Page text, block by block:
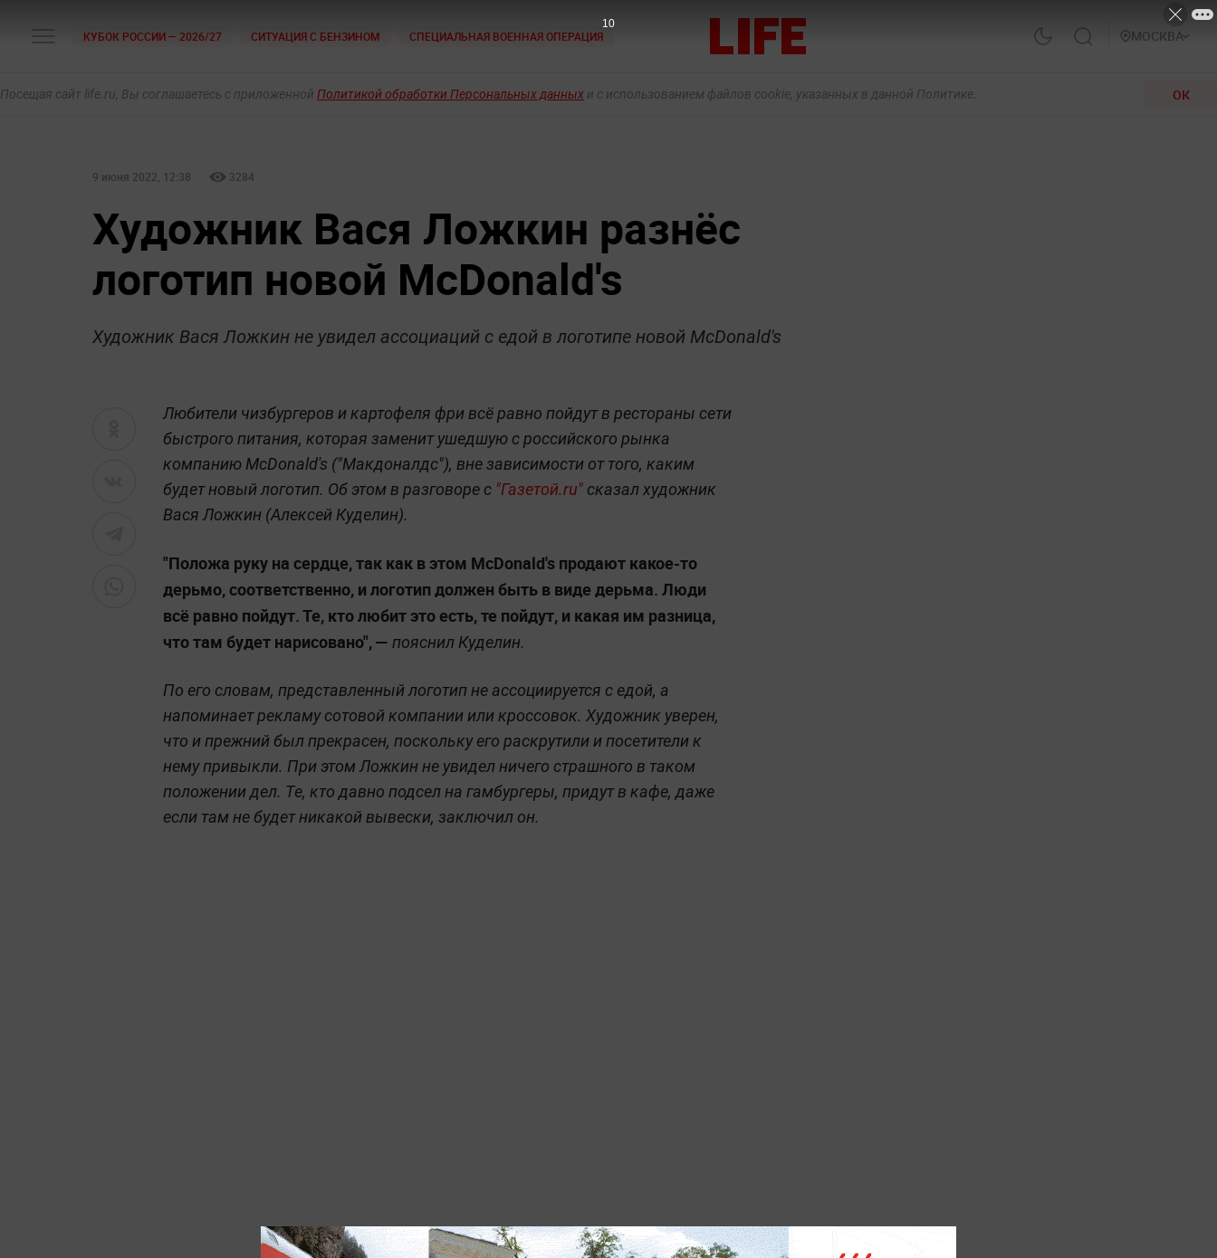
КУБОК РОССИИ — 2026/27 СИТУАЦИЯ С БЕНЗИНОМ СПЕЦИАЛЬНАЯ ВОЕННАЯ ОПЕРАЦИЯ МОСКВА
Посещая сайт life.ru, Вы соглашаетесь с приложенной Политикой обработки Персональных данных и с использованием файлов cookie, указанных в данной Политике. ОК
9 июня 2022, 12:38 3284
Художник Вася Ложкин разнёс
логотип новой McDonald's
Художник Вася Ложкин не увидел ассоциаций с едой в логотипе новой McDonald's
Любители чизбургеров и картофеля фри всё равно пойдут в рестораны сети
быстрого питания, которая заменит ушедшую с российского рынка
компанию McDonald's ("Макдоналдс"), вне зависимости от того, каким
будет новый логотип. Об этом в разговоре с "Газетой.ru" сказал художник
Вася Ложкин (Алексей Куделин).
"Положа руку на сердце, так как в этом McDonald's продают какое-то
дерьмо, соответственно, и логотип должен быть в виде дерьма. Люди
всё равно пойдут. Те, кто любит это есть, те пойдут, и какая им разница,
что там будет нарисовано", — пояснил Куделин.
По его словам, представленный логотип не ассоциируется с едой, а
напоминает рекламу сотовой компании или кроссовок. Художник уверен,
что и прежний был прекрасен, поскольку его раскрутили и посетители к
нему привыкли. При этом Ложкин не увидел ничего страшного в таком
положении дел. Те, кто давно подсел на гамбургеры, придут в кафе, даже
если там не будет никакой вывески, заключил он.
9